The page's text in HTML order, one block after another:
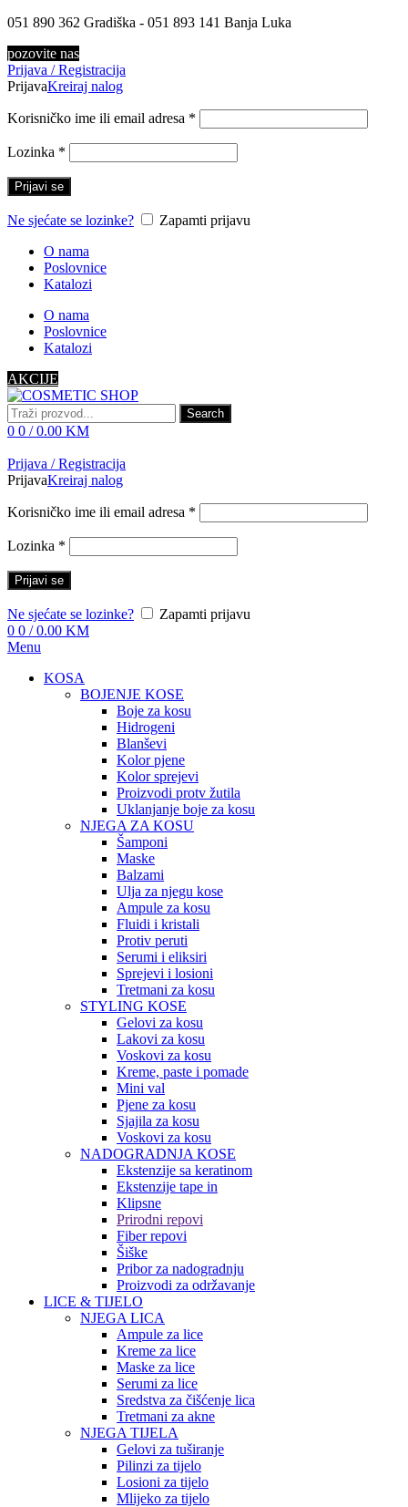
051 890 362 Gradiška - 051 893 141 Banja Luka
pozovite nas
Prijava / Registracija
PrijavaKreiraj nalog
Korisničko ime ili email adresa *
Lozinka *
Prijavi se
Ne sjećate se lozinke?
Zapamti prijavu
O nama
Poslovnice
Katalozi
O nama
Poslovnice
Katalozi
AKCIJE
Search
0 0 / 0.00 KM
Prijava / Registracija
PrijavaKreiraj nalog
Korisničko ime ili email adresa *
Lozinka *
Prijavi se
Ne sjećate se lozinke?
Zapamti prijavu
0 0 / 0.00 KM
Menu
KOSA
BOJENJE KOSE
Boje za kosu
Hidrogeni
Blanševi
Kolor pjene
Kolor sprejevi
Proizvodi protv žutila
Uklanjanje boje za kosu
NJEGA ZA KOSU
Šamponi
Maske
Balzami
Ulja za njegu kose
Ampule za kosu
Fluidi i kristali
Protiv peruti
Serumi i eliksiri
Sprejevi i losioni
Tretmani za kosu
STYLING KOSE
Gelovi za kosu
Lakovi za kosu
Voskovi za kosu
Kreme, paste i pomade
Mini val
Pjene za kosu
Sjajila za kosu
Voskovi za kosu
NADOGRADNJA KOSE
Ekstenzije sa keratinom
Ekstenzije tape in
Klipsne
Prirodni repovi
Fiber repovi
Šiške
Pribor za nadogradnju
Proizvodi za održavanje
LICE & TIJELO
NJEGA LICA
Ampule za lice
Kreme za lice
Maske za lice
Serumi za lice
Sredstva za čišćenje lica
Tretmani za akne
NJEGA TIJELA
Gelovi za tuširanje
Pilinzi za tijelo
Losioni za tijelo
Mlijeko za tijelo